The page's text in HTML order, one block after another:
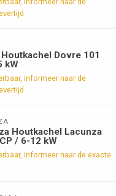
Dovre 101
kW
informeer naar de
Houtkachel Lacunza
/ 6-12 kW
informeer naar de exacte